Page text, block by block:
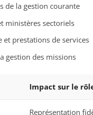
de la gestion courante
ministères sectoriels
et prestations de services
gestion des missions
Impact sur le
Représentation